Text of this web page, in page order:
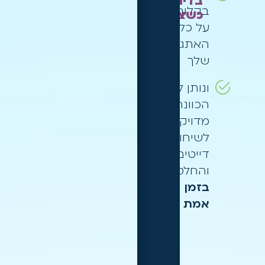
בקלות
על כל
האתגרים
שלך
ונותן לך
הכוונה
מדויקת
לשיחות,
דייטים
והחלטות
בזמן
אמת
כשצריך